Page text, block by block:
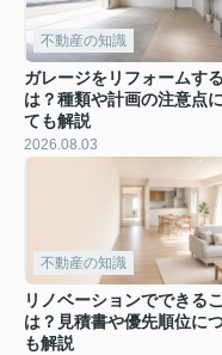
不動産の知識
ガレージをリフォームす
は？種類や計画の注意点
ても解説
2026.08.03
不動産の知識
リノベーションでできる
は？見積書や優先順位に
も解説